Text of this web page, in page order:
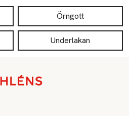
Örngott
Underlakan